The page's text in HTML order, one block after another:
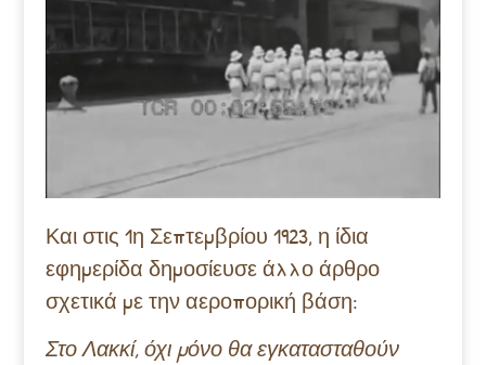
Και στις 1η Σεπτεμβρίου 1923, η ίδια
εφημερίδα δημοσίευσε άλλο άρθρο
σχετικά με την αεροπορική βάση:
Στο Λακκί, όχι μόνο θα εγκατασταθούν